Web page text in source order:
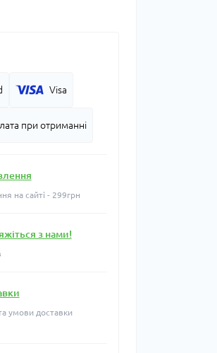
Visa
при отриманні
на сайті - 299грн
з нами!
умови доставки